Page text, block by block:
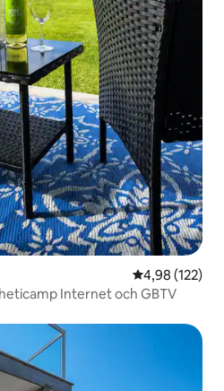
4,98 av 5 i
4,98 (122)
Nanook's Den Beläget i Cheticamp Internet och GBTV